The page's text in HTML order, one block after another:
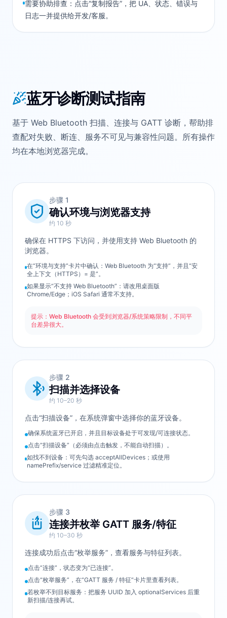
需要协助排查：点击“复制报告”，把 UA、状态、错误与
日志一并提供给开发/客服。
蓝牙诊断测试指南
基于 Web Bluetooth 扫描、连接与 GATT 诊断，帮助排
查配对失败、断连、服务不可见与兼容性问题。所有操作
均在本地浏览器完成。
步骤 1
确认环境与浏览器支持
约 10 秒
确保在 HTTPS 下访问，并使用支持 Web Bluetooth 的
浏览器。
在“环境与支持”卡片中确认：Web Bluetooth 为“支持”，并且“安
全上下文（HTTPS）= 是”。
如果显示“不支持 Web Bluetooth”：请改用桌面版
Chrome/Edge；iOS Safari 通常不支持。
提示：Web Bluetooth 会受到浏览器/系统策略限制，不同平
台差异很大。
步骤 2
扫描并选择设备
约 10–20 秒
点击“扫描设备”，在系统弹窗中选择你的蓝牙设备。
确保系统蓝牙已开启，并且目标设备处于可发现/可连接状态。
点击“扫描设备”（必须由点击触发，不能自动扫描）。
如找不到设备：可先勾选 acceptAllDevices；或使用
namePrefix/service 过滤精准定位。
步骤 3
连接并枚举 GATT 服务/特征
约 10–30 秒
连接成功后点击“枚举服务”，查看服务与特征列表。
点击“连接”，状态变为“已连接”。
点击“枚举服务”，在“GATT 服务 / 特征”卡片里查看列表。
若枚举不到目标服务：把服务 UUID 加入 optionalServices 后重
新扫描/连接再试。